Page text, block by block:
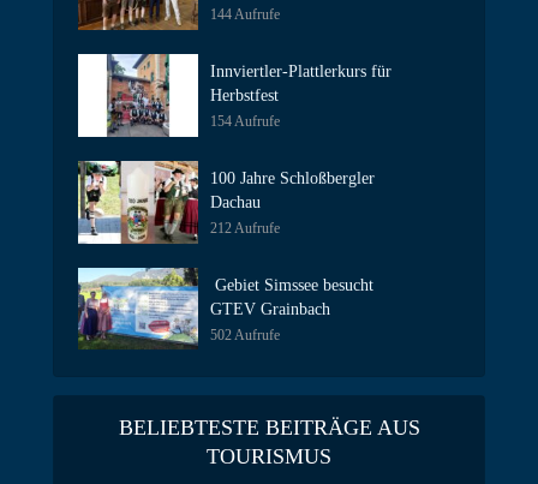
144 Aufrufe
Innviertler-Plattlerkurs für
Herbstfest
154 Aufrufe
100 Jahre Schloßbergler
Dachau
212 Aufrufe
Gebiet Simssee besucht
GTEV Grainbach
502 Aufrufe
BELIEBTESTE BEITRÄGE AUS
TOURISMUS